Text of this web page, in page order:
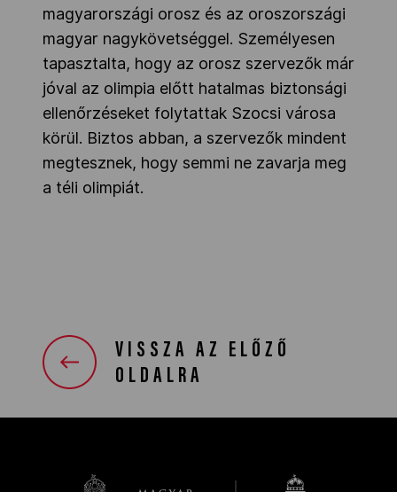
magyarországi orosz és az oroszországi
magyar nagykövetséggel. Személyesen
tapasztalta, hogy az orosz szervezők már
jóval az olimpia előtt hatalmas biztonsági
ellenőrzéseket folytattak Szocsi városa
körül. Biztos abban, a szervezők mindent
megtesznek, hogy semmi ne zavarja meg
a téli olimpiát.
VISSZA AZ ELŐZŐ
OLDALRA